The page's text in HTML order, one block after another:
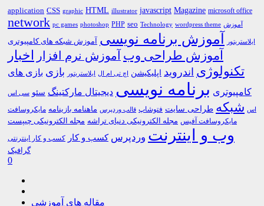
application CSS graphic HTML illustrator javascript Magazine microsoft office
network pc games photoshop PHP seo Technology wordpress theme آموزش
ایلاستریتور آموزش برنامه نویسی آموزش شبکه های کامپیوتری
آموزش طراحی وب آموزش نرم افزار اخبار
تکنولوژی اندروید اپلیکیشن اچ تی ام ال ایلاستریتور بازی بازی های
کامپیوتری برنامه نویسی دیجیتال مارکتینگ سئو سی اس
اس شبکه طراحی سایت فتوشاپ قالب وردپرس ماهنامه بازینامه مایکروسافت
مایکروسافت آفیس مجله الکترونیکی دنیای تراشه مجله الکترونیکی چیپست
وب و اینترنت وردپرس کسب و کار کسب و کار اینترنتی
گرافیک
0
مقاله های آموزشی